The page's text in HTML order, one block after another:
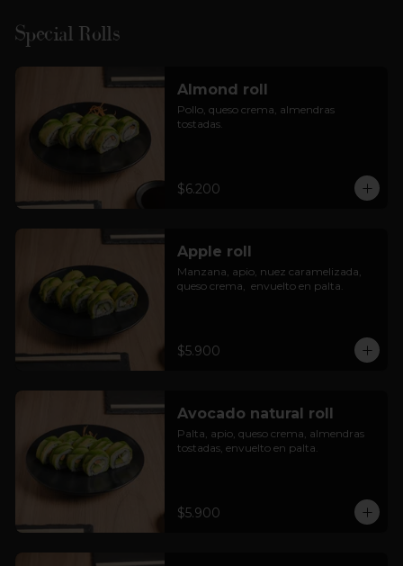
Special Rolls
Almond roll
Pollo, queso crema, almendras
tostadas.
$6.200
Apple roll
Manzana, apio, nuez caramelizada,
queso crema,  envuelto en palta.
$5.900
Avocado natural roll
Palta, apio, queso crema, almendras
tostadas, envuelto en palta.
$5.900